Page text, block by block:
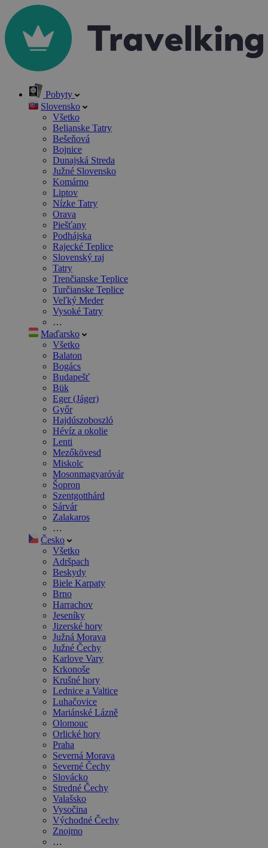
Pobyty
Slovensko
Všetko
Belianske Tatry
Bešeňová
Bojnice
Dunajská Streda
Južné Slovensko
Komárno
Liptov
Nízke Tatry
Orava
Piešťany
Podhájska
Rajecké Teplice
Slovenský raj
Tatry
Trenčianske Teplice
Turčianske Teplice
Veľký Meder
Vysoké Tatry
…
Maďarsko
Všetko
Balaton
Bogács
Budapešť
Bük
Eger (Jáger)
Győr
Hajdúszoboszló
Hévíz a okolie
Lenti
Mezőkövesd
Miskolc
Mosonmagyaróvár
Šopron
Szentgotthárd
Sárvár
Zalakaros
…
Česko
Všetko
Adršpach
Beskydy
Biele Karpaty
Brno
Harrachov
Jeseníky
Jizerské hory
Južná Morava
Južné Čechy
Karlove Vary
Krkonoše
Krušné hory
Lednice a Valtice
Luhačovice
Mariánské Lázně
Olomouc
Orlické hory
Praha
Severná Morava
Severné Čechy
Slovácko
Stredné Čechy
Valašsko
Vysočina
Východné Čechy
Znojmo
…